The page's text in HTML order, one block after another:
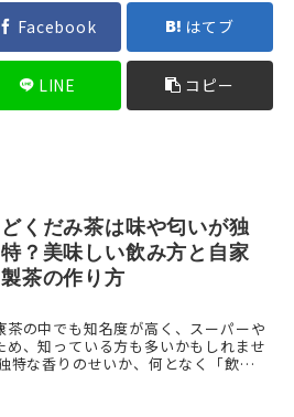
Facebook はてブ
LINE コピー
どくだみ茶は味や匂いが独
特？美味しい飲み方と自家
製茶の作り方
茶の中でも知名度が高く、スーパーや
、知っている方も多いかもしれませ
特な香りのせいか、何となく「飲み